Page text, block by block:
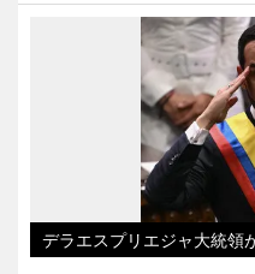
デラエスプリエジャ大統領